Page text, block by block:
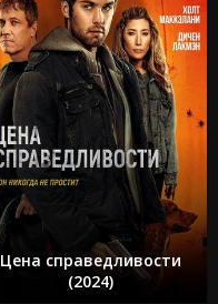
Цена справедливости
(2024)